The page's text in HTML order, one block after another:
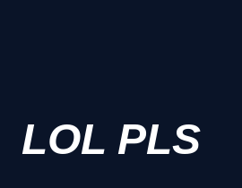
LOL PLS